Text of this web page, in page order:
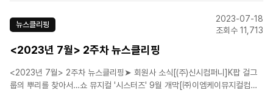
뉴스클리핑
2023-07-18
조회수 11,713
<2023년 7월> 2주차 뉴스클리핑
<2023년 7월> 2주차 뉴스클리핑➤ 회원사 소식[(주)신시컴퍼니]K팝 걸그
룹의 뿌리를 찾아서…쇼 뮤지컬 '시스터즈' 9월 개막[㈜이엠케이뮤지컬컴퍼